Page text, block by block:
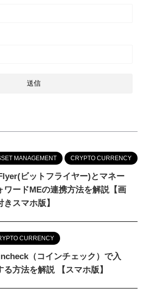
MANAGEMENT CRYPTO CURRENCY
ビットフライヤー)とマネー
ワードMEの連携方法を解説【画
きスマホ版】
CURRENCY
（コインチェック）で入
る方法を解説 【スマホ版】